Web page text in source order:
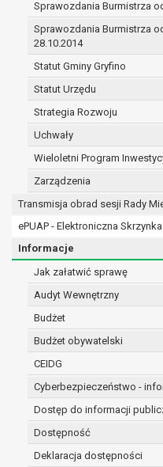
Sprawozdania Burmistrza
Sprawozdania Burmistrza
28.10.2014
Statut Gminy Gryfino
Statut Urzędu
Strategia Rozwoju
Uchwały
Wieloletni Program
Zarządzenia
Transmisja obrad sesji Rady
ePUAP - Elektroniczna
Informacje
Jak załatwić sprawę
Audyt Wewnętrzny
Budżet
Budżet obywatelski
CEIDG
Cyberbezpieczeństwo -
Dostęp do informacji
Dostępność
Deklaracja dostępności
prawo do
w
prawo do
prawo
Z
on
ustalenia,